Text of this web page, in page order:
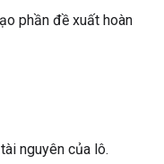
phần đề xuất hoàn
nguyên của lô.